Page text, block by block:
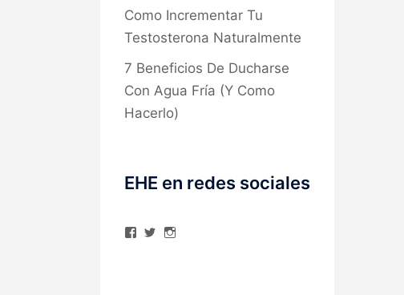
Como Incrementar Tu
Testosterona Naturalmente
7 Beneficios De Ducharse
Con Agua Fría (Y Como
Hacerlo)
EHE en redes sociales
Ver
VerVer